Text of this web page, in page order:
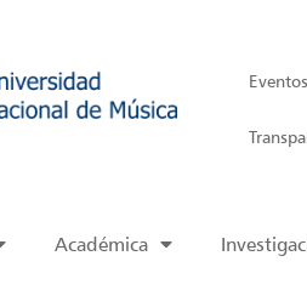
Eventos
Académica